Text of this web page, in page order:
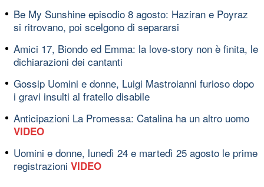
Be My Sunshine episodio 8 agosto: Haziran e Poyraz
si ritrovano, poi scelgono di separarsi
Amici 17, Biondo ed Emma: la love-story non è finita, le
dichiarazioni dei cantanti
Gossip Uomini e donne, Luigi Mastroianni furioso dopo
i gravi insulti al fratello disabile
Anticipazioni La Promessa: Catalina ha un altro uomo
VIDEO
Uomini e donne, lunedì 24 e martedì 25 agosto le prime
registrazioni VIDEO